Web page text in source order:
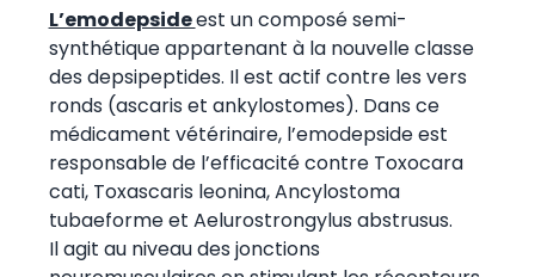
L’emodepsideest un composé semi-
synthétique appartenant à la nouvelle classe
des depsipeptides. Il est actif contre les vers
ronds (ascaris et ankylostomes). Dans ce
médicament vétérinaire, l’emodepside est
responsable de l’efficacité contre Toxocara
cati, Toxascaris leonina, Ancylostoma
tubaeforme et Aelurostrongylus abstrusus.
Il agit au niveau des jonctions